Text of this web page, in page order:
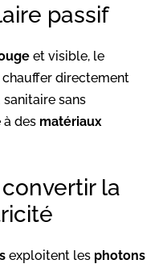
passif
et visible, le
directement
sanitaire sans
à des matériaux
la
exploitent les photons